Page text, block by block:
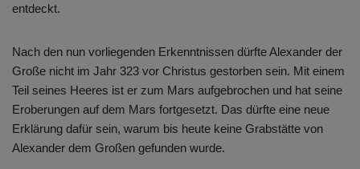
entdeckt.
Nach den nun vorliegenden Erkenntnissen dürfte Alexander der
Große nicht im Jahr 323 vor Christus gestorben sein. Mit einem
Teil seines Heeres ist er zum Mars aufgebrochen und hat seine
Eroberungen auf dem Mars fortgesetzt. Das dürfte eine neue
Erklärung dafür sein, warum bis heute keine Grabstätte von
Alexander dem Großen gefunden wurde.